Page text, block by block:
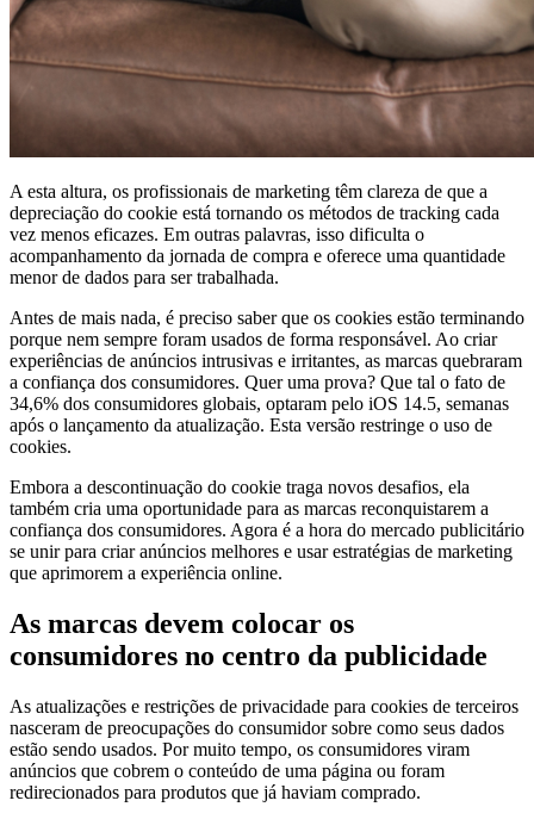
A esta altura, os profissionais de marketing têm clareza de que a
depreciação do cookie está tornando os métodos de tracking cada
vez menos eficazes. Em outras palavras, isso dificulta o
acompanhamento da jornada de compra e oferece uma quantidade
menor de dados para ser trabalhada.
Antes de mais nada, é preciso saber que os cookies estão terminando
porque nem sempre foram usados ​​de forma responsável. Ao criar
experiências de anúncios intrusivas e irritantes, as marcas quebraram
a confiança dos consumidores. Quer uma prova? Que tal o fato de
34,6% dos consumidores globais, optaram pelo iOS 14.5, semanas
após o lançamento da atualização. Esta versão restringe o uso de
cookies.
Embora a descontinuação do cookie traga novos desafios, ela
também cria uma oportunidade para as marcas reconquistarem a
confiança dos consumidores. Agora é a hora do mercado publicitário
se unir para criar anúncios melhores e usar estratégias de marketing
que aprimorem a experiência online.
As marcas devem colocar os
consumidores no centro da publicidade
As atualizações e restrições de privacidade para cookies de terceiros
nasceram de preocupações do consumidor sobre como seus dados
estão sendo usados. Por muito tempo, os consumidores viram
anúncios que cobrem o conteúdo de uma página ou foram
redirecionados para produtos que já haviam comprado.